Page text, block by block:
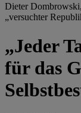
Dieter
„versuchter
„Jeder
für das